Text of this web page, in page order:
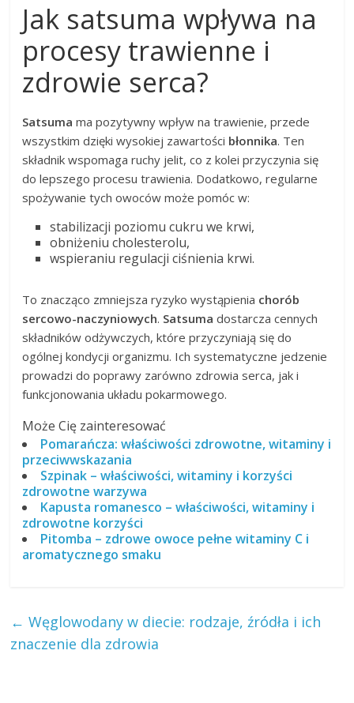
Jak satsuma wpływa na
procesy trawienne i
zdrowie serca?
Satsuma ma pozytywny wpływ na trawienie, przede
wszystkim dzięki wysokiej zawartości błonnika. Ten
składnik wspomaga ruchy jelit, co z kolei przyczynia się
do lepszego procesu trawienia. Dodatkowo, regularne
spożywanie tych owoców może pomóc w:
stabilizacji poziomu cukru we krwi,
obniżeniu cholesterolu,
wspieraniu regulacji ciśnienia krwi.
To znacząco zmniejsza ryzyko wystąpienia chorób
sercowo-naczyniowych. Satsuma dostarcza cennych
składników odżywczych, które przyczyniają się do
ogólnej kondycji organizmu. Ich systematyczne jedzenie
prowadzi do poprawy zarówno zdrowia serca, jak i
funkcjonowania układu pokarmowego.
Może Cię zainteresować
Pomarańcza: właściwości zdrowotne, witaminy i
przeciwwskazania
Szpinak – właściwości, witaminy i korzyści
zdrowotne warzywa
Kapusta romanesco – właściwości, witaminy i
zdrowotne korzyści
Pitomba – zdrowe owoce pełne witaminy C i
aromatycznego smaku
← Węglowodany w diecie: rodzaje, źródła i ich
znaczenie dla zdrowia